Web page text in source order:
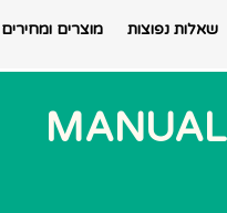
שאלות נפוצות מוצרים ומחירים
YULIA – מחקר מילים – בחירת ביטויים (MANUAL